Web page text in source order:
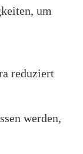
um
reduziert
werden,